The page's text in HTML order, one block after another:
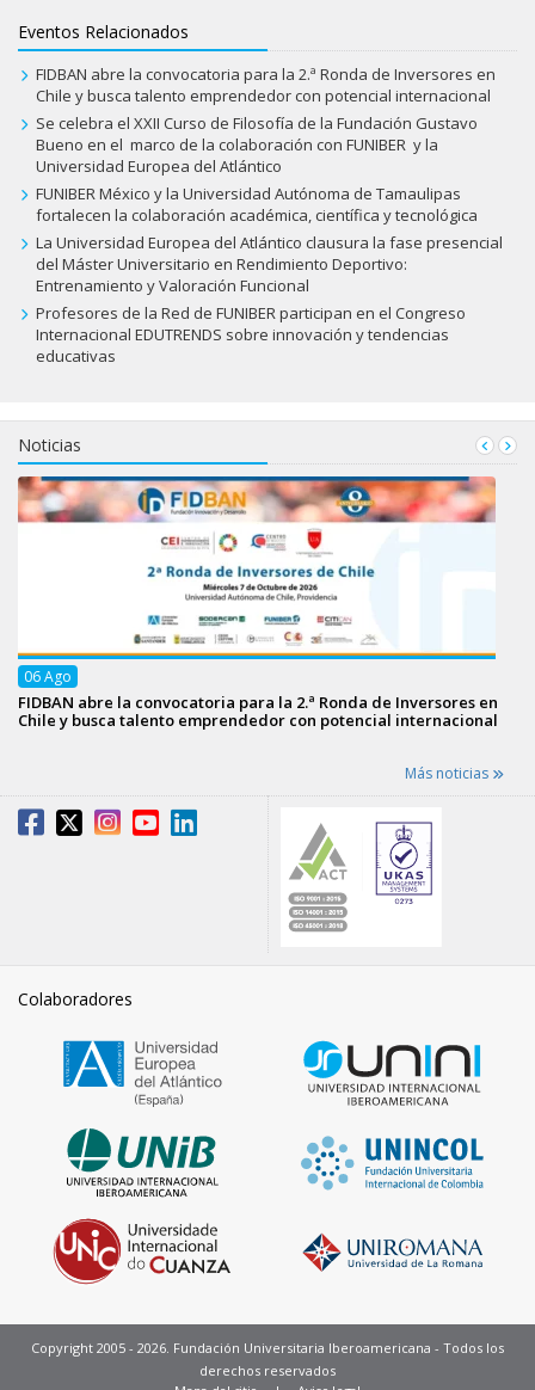
Eventos Relacionados
FIDBAN abre la convocatoria para la 2.ª Ronda de Inversores en
Chile y busca talento emprendedor con potencial internacional
Se celebra el XXII Curso de Filosofía de la Fundación Gustavo
Bueno en el marco de la colaboración con FUNIBER y la
Universidad Europea del Atlántico
FUNIBER México y la Universidad Autónoma de Tamaulipas
fortalecen la colaboración académica, científica y tecnológica
La Universidad Europea del Atlántico clausura la fase presencial
del Máster Universitario en Rendimiento Deportivo:
Entrenamiento y Valoración Funcional
Profesores de la Red de FUNIBER participan en el Congreso
Internacional EDUTRENDS sobre innovación y tendencias
educativas
Noticias
06Ago
FIDBAN abre la convocatoria para la 2.ª Ronda de Inversores en
Chile y busca talento emprendedor con potencial internacional
Más noticias
Colaboradores
Copyright 2005 - 2026. Fundación Universitaria Iberoamericana - Todos los
derechos reservados